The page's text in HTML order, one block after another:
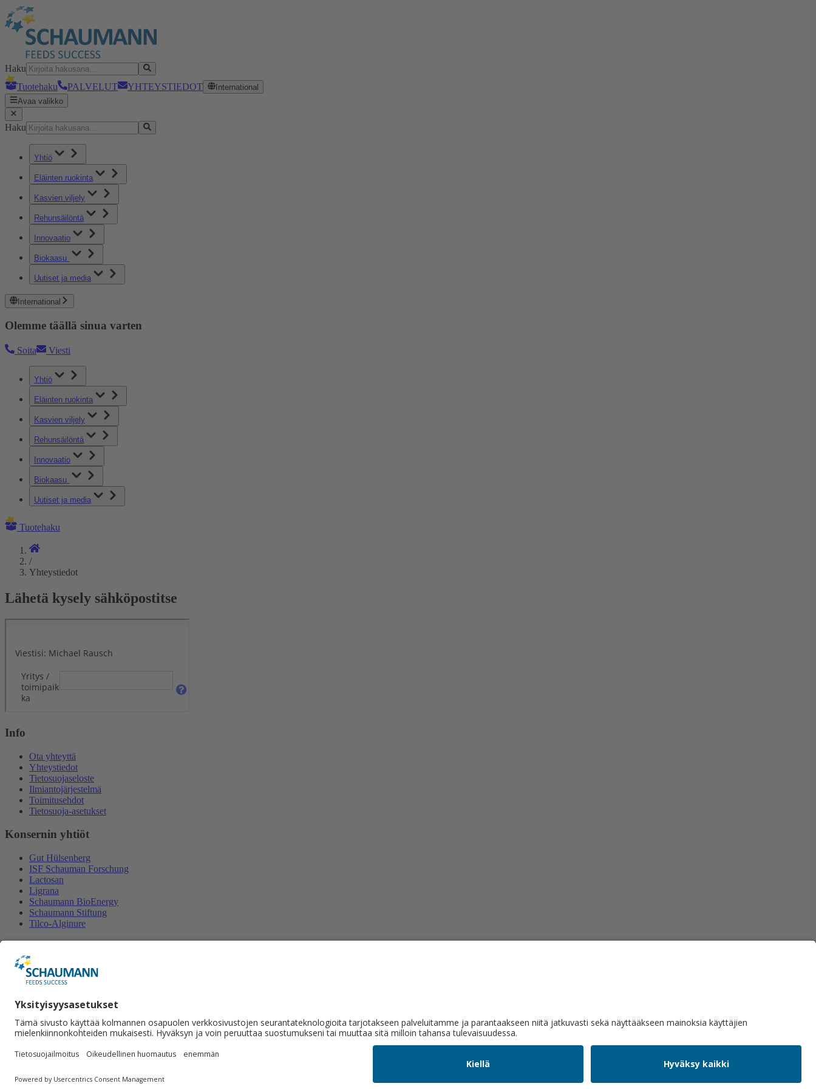
Haku
Tuotehaku
PALVELUT YHTEYSTIEDOT
International
Avaa valikko
Haku
Yhtiö
Eläinten ruokinta
Kasvien viljely
Rehunsäilöntä
Innovaatio
Biokaasu
Uutiset ja media
International
Olemme täällä sinua varten
Soita Viesti
Yhtiö
Eläinten ruokinta
Kasvien viljely
Rehunsäilöntä
Innovaatio
Biokaasu
Uutiset ja media
Tuotehaku
/
Yhteystiedot
Lähetä kysely sähköpostitse
Info
Ota yhteyttä
Yhteystiedot
Tietosuojaseloste
Ilmiantojärjestelmä
Toimitusehdot
Tietosuoja-asetukset
Konsernin yhtiöt
Gut Hülsenberg
ISF Schauman Forschung
Lactosan
Ligrana
Schaumann BioEnergy
Schaumann Stiftung
Tilco-Alginure
Schaumann Finland Oy
Satulasepänkatu 12
+358 50 462 2877
Sosiaalinen media